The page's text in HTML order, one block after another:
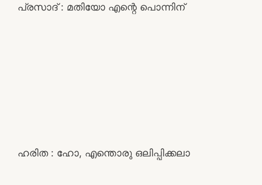
പ്രസാദ് : മതിയോ എന്റെ പൊന്നിന്
ഹരിത : ഹോ, എന്തൊരു ഒലിപ്പിക്കലാ